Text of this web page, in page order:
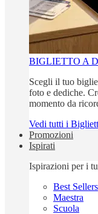
BIGLIETTO A
Scegli il tuo
foto e dediche.
momento da
Vedi tutti i
Promozioni
Ispirati
Ispirazioni per i
Best Sellers
Maestra
Scuola